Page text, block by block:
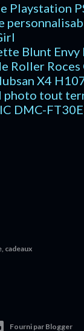
Playstation
Blunt Envy
Roller
X4
photo tout
DMC-
cadeaux
Fourni par Blogger